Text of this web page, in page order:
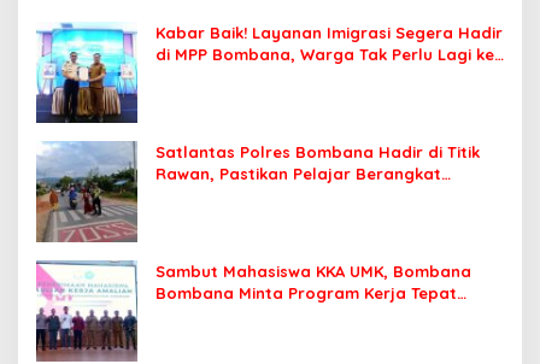
Kabar Baik! Layanan Imigrasi Segera Hadir
di MPP Bombana, Warga Tak Perlu Lagi ke
Satlantas Polres Bombana Hadir di Titik
Rawan, Pastikan Pelajar Berangkat
Sambut Mahasiswa KKA UMK, Bombana
Bombana Minta Program Kerja Tepat